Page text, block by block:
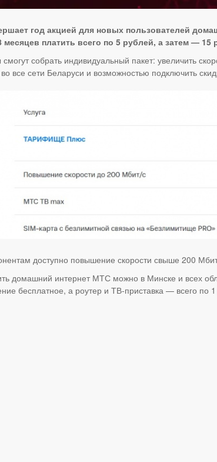
год акцией для новых пользователей
месяцев платить всего по 5 рублей, а затем — 15
собрать индивидуальный пакет: увеличить
все сети Беларуси и возможностью подключить
доступно повышение скорости свыше 200
домашний интернет МТС можно в Минске и всех
бесплатное, а роутер и ТВ-приставка — всего по